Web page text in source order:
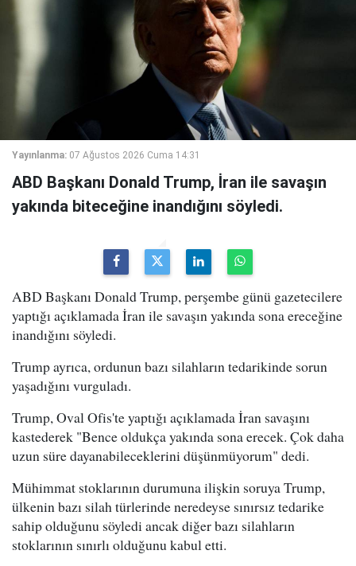
Yayınlanma: 07 Ağustos 2026 Cuma 14:31
ABD Başkanı Donald Trump, İran ile savaşın
yakında biteceğine inandığını söyledi.
ABD Başkanı Donald Trump, perşembe günü gazetecilere
yaptığı açıklamada İran ile savaşın yakında sona ereceğine
inandığını söyledi.
Trump ayrıca, ordunun bazı silahların tedarikinde sorun
yaşadığını vurguladı.
Trump, Oval Ofis'te yaptığı açıklamada İran savaşını
kastederek "Bence oldukça yakında sona erecek. Çok daha
uzun süre dayanabileceklerini düşünmüyorum" dedi.
Mühimmat stoklarının durumuna ilişkin soruya Trump,
ülkenin bazı silah türlerinde neredeyse sınırsız tedarike
sahip olduğunu söyledi ancak diğer bazı silahların
stoklarının sınırlı olduğunu kabul etti.